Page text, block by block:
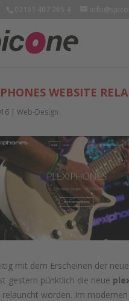
WEBSITE
| Web-Design
mit dem Erscheinen der
gestern pünktlich die neue
relauncht worden. Im